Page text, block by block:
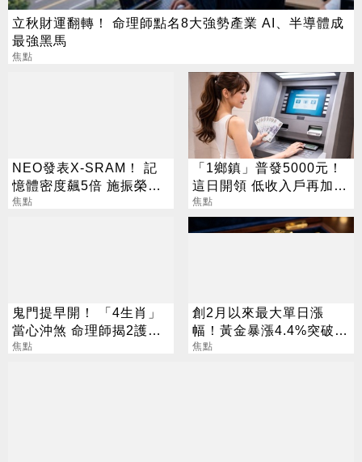
立秋財運翻轉！ 命理師點名8大強勢產業 AI、半導體成
最強黑馬
焦點
NEO發表X-SRAM！ 記
憶體密度飆5倍 施振榮：
半導體迎新革命
焦點
「1鄉鎮」普發5000元！
這日開領 低收入戶再加碼
2000元
焦點
鬼門提早開！ 「4生肖」
當心沖煞 命理師揭2護身
法寶
焦點
創2月以來最大單日漲
幅！黃金暴漲4.4%突破
4253美元
焦點